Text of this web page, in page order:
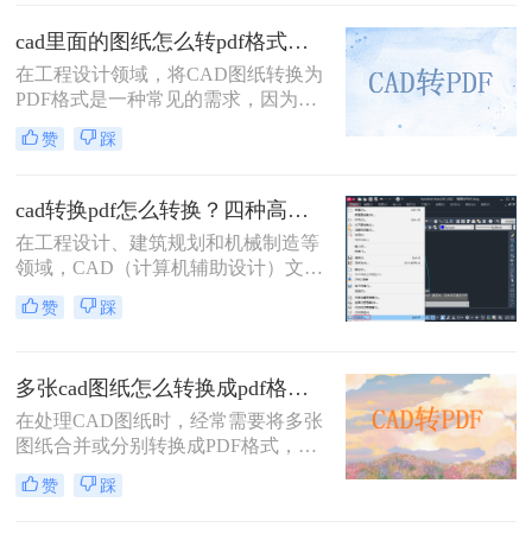
那么CAD如何转换成PDF格式呢？本
文将介绍四种将CAD文件转换为PDF
格式的方法。
cad里面的图纸怎么转pdf格式？试试这3种方法！
在工程设计领域，将CAD图纸转换为
PDF格式是一种常见的需求，因为
PDF格式具有跨平台兼容性好、文件
体积小、易于分享和打印等优点。那
本文将介绍三种将CAD图纸转换为
PDF的方法。
赞 踩
cad转换pdf怎么转换？四种高效方法详解，轻松搞定格式转换！
在工程设计、建筑规划和机械制造等
领域，CAD（计算机辅助设计）文件
是承载核心设计思想的数字载体。然
而，当需要向客户展示方案、进行图
原因在于，对方可能没有安装相应的
CAD软件，或者软件版本不兼容导致
显示错误，更存在被无意中修改的风
赞 踩
多张cad图纸怎么转换成pdf格式？二种实用方法详解！
在处理CAD图纸时，经常需要将多张
图纸合并或分别转换成PDF格式，以
便于分享、存档或打印。那么多张cad
图纸怎么转换成pdf格式呢？本文将介
赞 踩